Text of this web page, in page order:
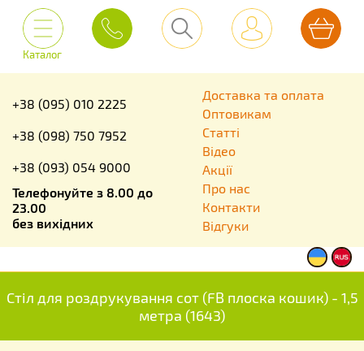
Каталог
+38 (095) 010 2225
+38 (098) 750 7952
+38 (093) 054 9000
Телефонуйте з 8.00 до
23.00
без вихідних
Доставка та оплата
Оптовикам
Статті
Відео
Акції
Про нас
Контакти
Відгуки
Стіл для роздрукування сот (FB плоска кошик) - 1,5
метра (1643)